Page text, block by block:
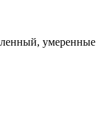
умеренные